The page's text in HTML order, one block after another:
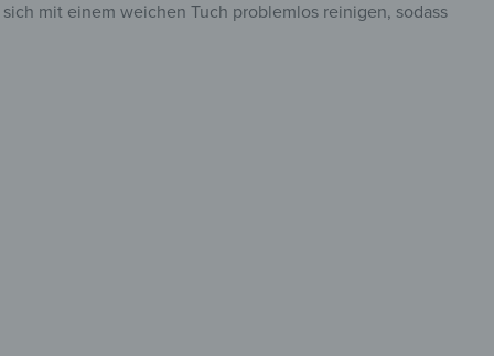
mit einem weichen Tuch problemlos reinigen, sodass